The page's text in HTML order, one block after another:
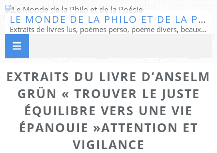
LE MONDE DE LA PHILO ET DE LA POÉSIE
Extraits de livres lus, poèmes perso, poème divers, beaux textes...
EXTRAITS DU LIVRE D’ANSELM
GRÜN « TROUVER LE JUSTE
ÉQUILIBRE VERS UNE VIE
ÉPANOUIE »ATTENTION ET
VIGILANCE